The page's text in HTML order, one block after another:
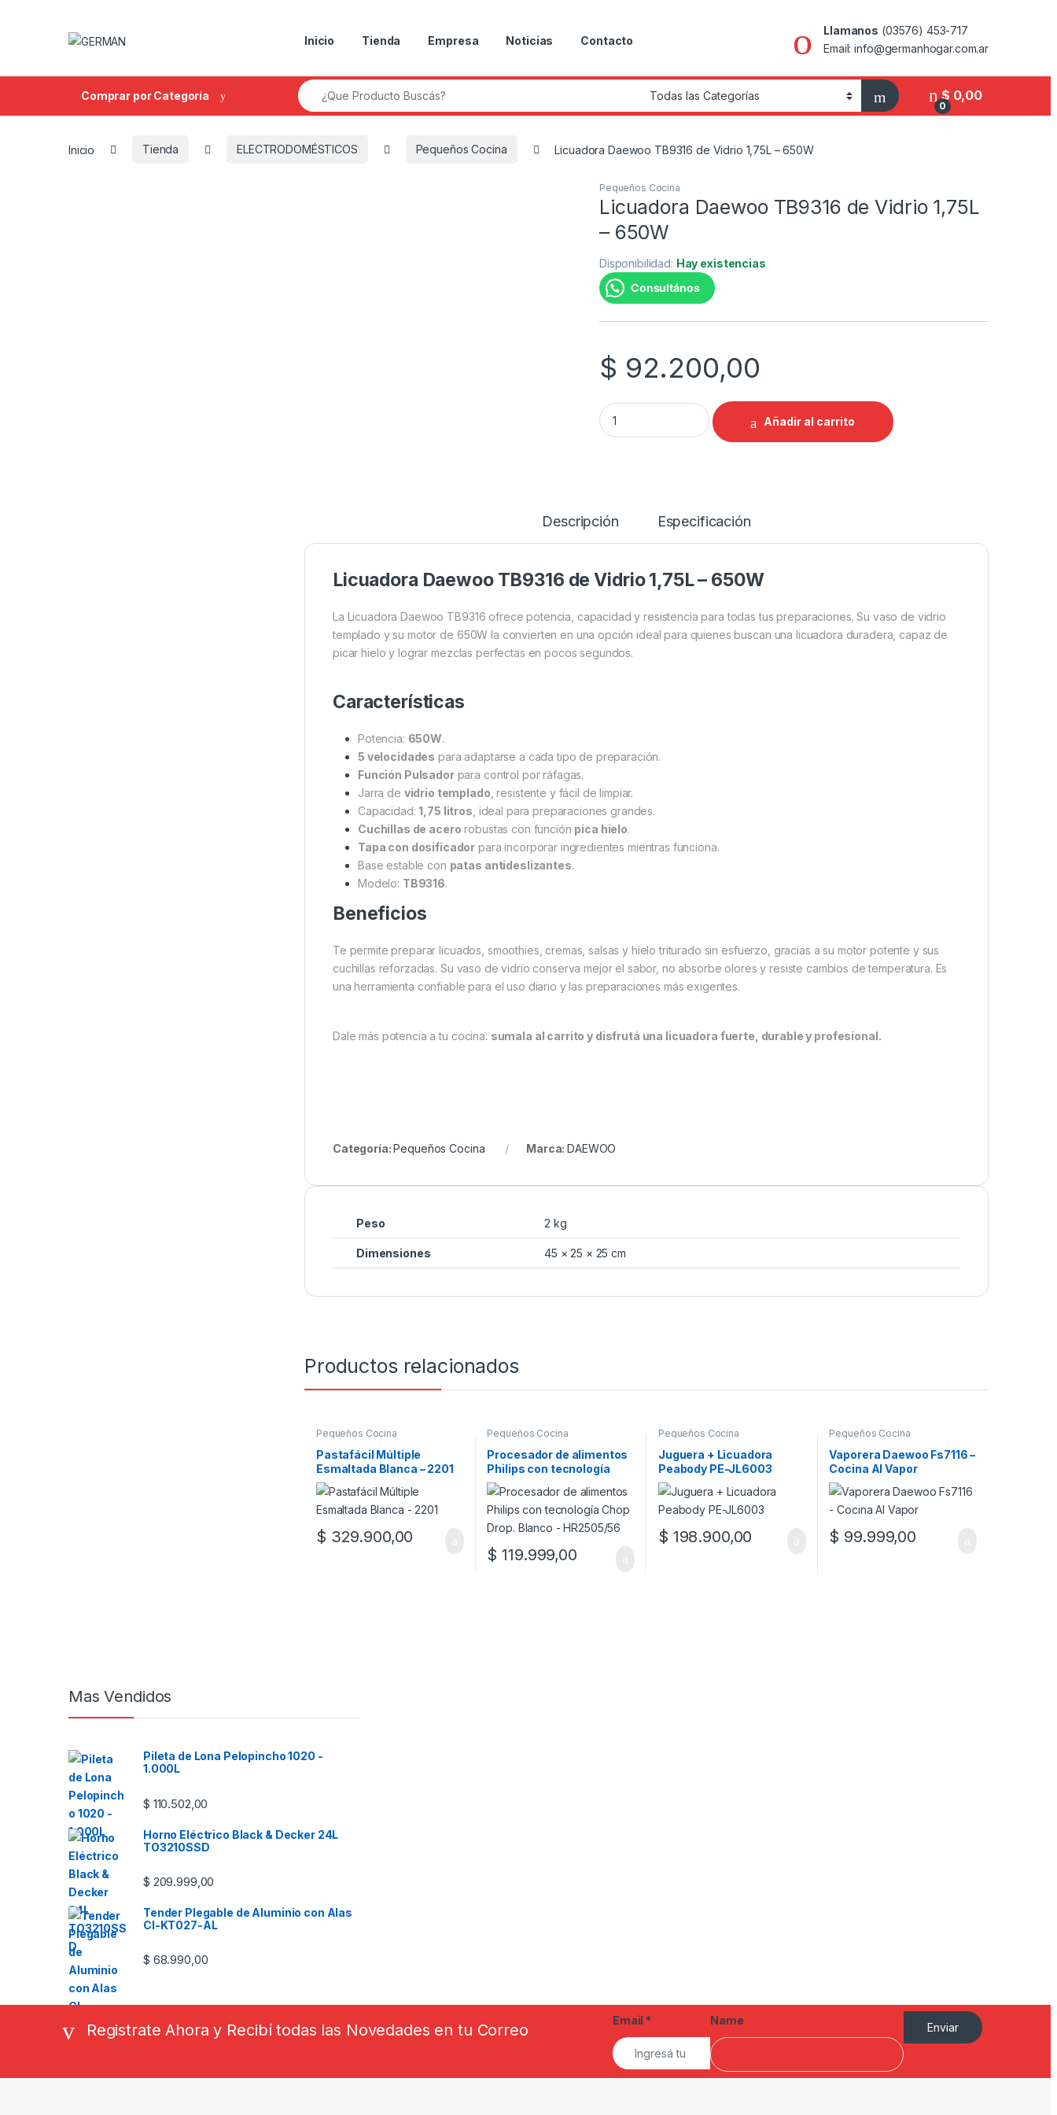
Inicio Tienda Empresa Noticias Contacto
Llamanos (03576) 453-717
Email: info@germanhogar.com.ar
Comprar por Categoría
Search for:
0
$ 0,00
Inicio Tienda ELECTRODOMÉSTICOS Pequeños Cocina Licuadora Daewoo TB9316 de Vidrio 1,75L – 650W
Pequeños Cocina
Licuadora Daewoo TB9316 de Vidrio 1,75L
– 650W
Disponibilidad: Hay existencias
Consultános
$ 92.200,00
Licuadora Daewoo TB9316 de Vidrio 1,75L – 650W quantity
Añadir al carrito
Descripción Especificación
Licuadora Daewoo TB9316 de Vidrio 1,75L – 650W
La Licuadora Daewoo TB9316 ofrece potencia, capacidad y resistencia para todas tus preparaciones. Su vaso de vidrio
templado y su motor de 650W la convierten en una opción ideal para quienes buscan una licuadora duradera, capaz de
picar hielo y lograr mezclas perfectas en pocos segundos.
Características
Potencia: 650W.
5 velocidades para adaptarse a cada tipo de preparación.
Función Pulsadorpara control por ráfagas.
Jarra de vidrio templado , resistente y fácil de limpiar.
Capacidad:1,75 litros , ideal para preparaciones grandes.
Cuchillas de acero robustas con función pica hielo.
Tapa con dosificador para incorporar ingredientes mientras funciona.
Base estable con patas antideslizantes.
Modelo: TB9316.
Beneficios
Te permite preparar licuados, smoothies, cremas, salsas y hielo triturado sin esfuerzo, gracias a su motor potente y sus
cuchillas reforzadas. Su vaso de vidrio conserva mejor el sabor, no absorbe olores y resiste cambios de temperatura. Es
una herramienta confiable para el uso diario y las preparaciones más exigentes.
Dale más potencia a tu cocina: sumala al carrito y disfrutá una licuadora fuerte, durable y profesional.
Categoría:Pequeños Cocina Marca:DAEWOO
Peso 2 kg
Dimensiones 45 × 25 × 25 cm
Productos relacionados
Pequeños Cocina
Pastafácil Múltiple
Esmaltada Blanca – 2201
$ 329.900,00
Pequeños Cocina
Procesador de alimentos
Philips con tecnología
Chop Drop. Blanco –
HR2505/56
$ 119.999,00
Pequeños Cocina
Juguera + Licuadora
Peabody PE-JL6003
$ 198.900,00
Pequeños Cocina
Vaporera Daewoo Fs7116 –
Cocina Al Vapor
$ 99.999,00
Mas Vendidos
Pileta de Lona Pelopincho 1020 -
1.000L
$ 110.502,00
Horno Eléctrico Black & Decker 24L
TO3210SSD
$ 209.999,00
Tender Plegable de Aluminio con Alas
CI-KT027-AL
$ 68.990,00
Registrate Ahora y Recibí todas las Novedades en tu Correo
Email * Name
Enviar